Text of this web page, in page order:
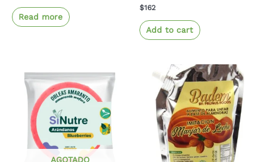
Read more
$162
Add to cart
AGOTADO